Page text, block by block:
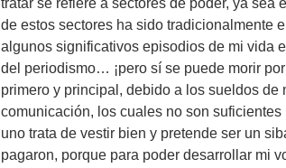
tratar se refiere a sectores de poder, ya sea
de estos sectores ha sido tradicionalmente
algunos significativos episodios de mi vida
del periodismo… ¡pero sí se puede morir
primero y principal, debido a los sueldos
comunicación, los cuales no son
uno trata de vestir bien y pretende ser un
pagaron, porque para poder desarrollar mi